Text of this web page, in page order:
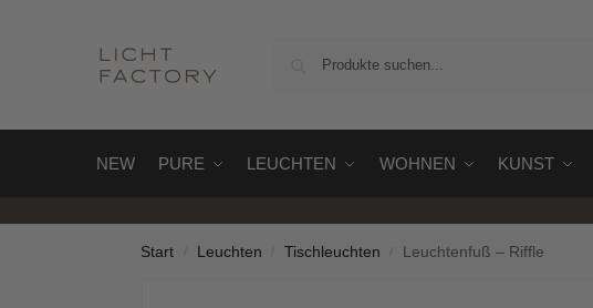
NEW PURE LEUCHTEN WOHNEN KUNST
Start Leuchten Tischleuchten Leuchtenfuß – Riffle